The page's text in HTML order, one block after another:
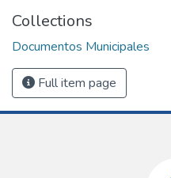
Collections
Documentos Municipales
Full item page